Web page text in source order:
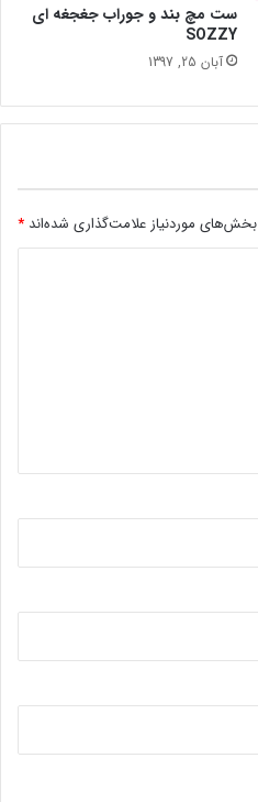
ست مچ بند و جوراب جغجغه ای
SOZZY
آبان 25, 1397
بخش‌های موردنیاز علامت‌گذاری شده‌اند *